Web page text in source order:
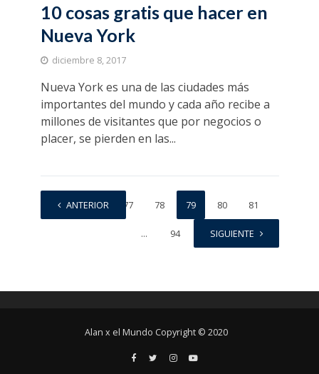
10 cosas gratis que hacer en
Nueva York
diciembre 8, 2017
Nueva York es una de las ciudades más
importantes del mundo y cada año recibe a
millones de visitantes que por negocios o
placer, se pierden en las...
ANTERIOR
1 … 77 78 79 80 81
… 94 SIGUIENTE
Alan x el Mundo Copyright © 2020